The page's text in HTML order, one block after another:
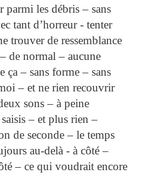
parmi les débris – sans
tant d’horreur - tenter
trouver de ressemblance
de normal – aucune
ça – sans forme – sans
– et ne rien recouvrir
sons – à peine
– et plus rien –
de seconde – le temps
au-delà - à côté –
– ce qui voudrait encore